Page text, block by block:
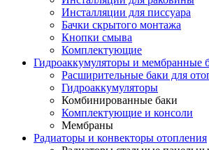
Инсталляции для писсуара
Бачки скрытого монтажа
Кнопки смыва
Комплектующие
Гидроаккумуляторы и мембранные
Расширительные баки для
Гидроаккумуляторы
Комбинированные баки
Комплектующие и консоли
Мембраны
Радиаторы и конвекторы отопления